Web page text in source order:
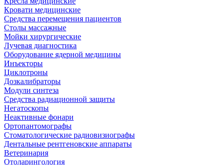
Кровати медицинские
Средства перемещения пациентов
Столы массажные
Мойки хирургические
Лучевая диагностика
Оборудование ядерной медицины
Инъекторы
Циклотроны
Дозкалибраторы
Модули синтеза
Средства радиационной защиты
Негатоскопы
Неактивные фонари
Ортопантомографы
Стоматологические радиовизиографы
Дентальные рентгеновские аппараты
Ветеринария
Отоларингология